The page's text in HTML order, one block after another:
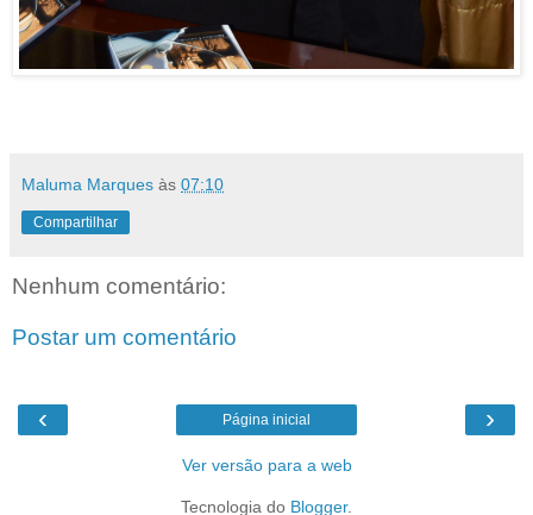
Maluma Marques às 07:10
Compartilhar
Nenhum comentário:
Postar um comentário
‹ ›
Página inicial
Ver versão para a web
Tecnologia do Blogger.